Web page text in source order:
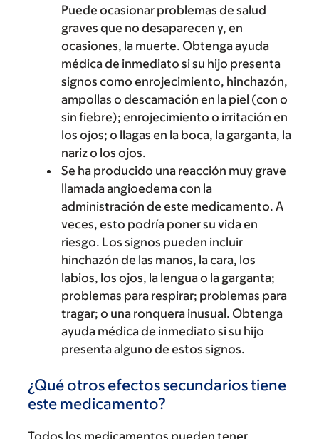
Puede ocasionar problemas de salud
graves que no desaparecen y, en
ocasiones, la muerte. Obtenga ayuda
médica de inmediato si su hijo presenta
signos como enrojecimiento, hinchazón,
ampollas o descamación en la piel (con o
sin fiebre); enrojecimiento o irritación en
los ojos; o llagas en la boca, la garganta, la
nariz o los ojos.
Se ha producido una reacción muy grave
llamada angioedema con la
administración de este medicamento. A
veces, esto podría poner su vida en
riesgo. Los signos pueden incluir
hinchazón de las manos, la cara, los
labios, los ojos, la lengua o la garganta;
problemas para respirar; problemas para
tragar; o una ronquera inusual. Obtenga
ayuda médica de inmediato si su hijo
presenta alguno de estos signos.
¿Qué otros efectos secundarios tiene
este medicamento?
Todos los medicamentos pueden tener